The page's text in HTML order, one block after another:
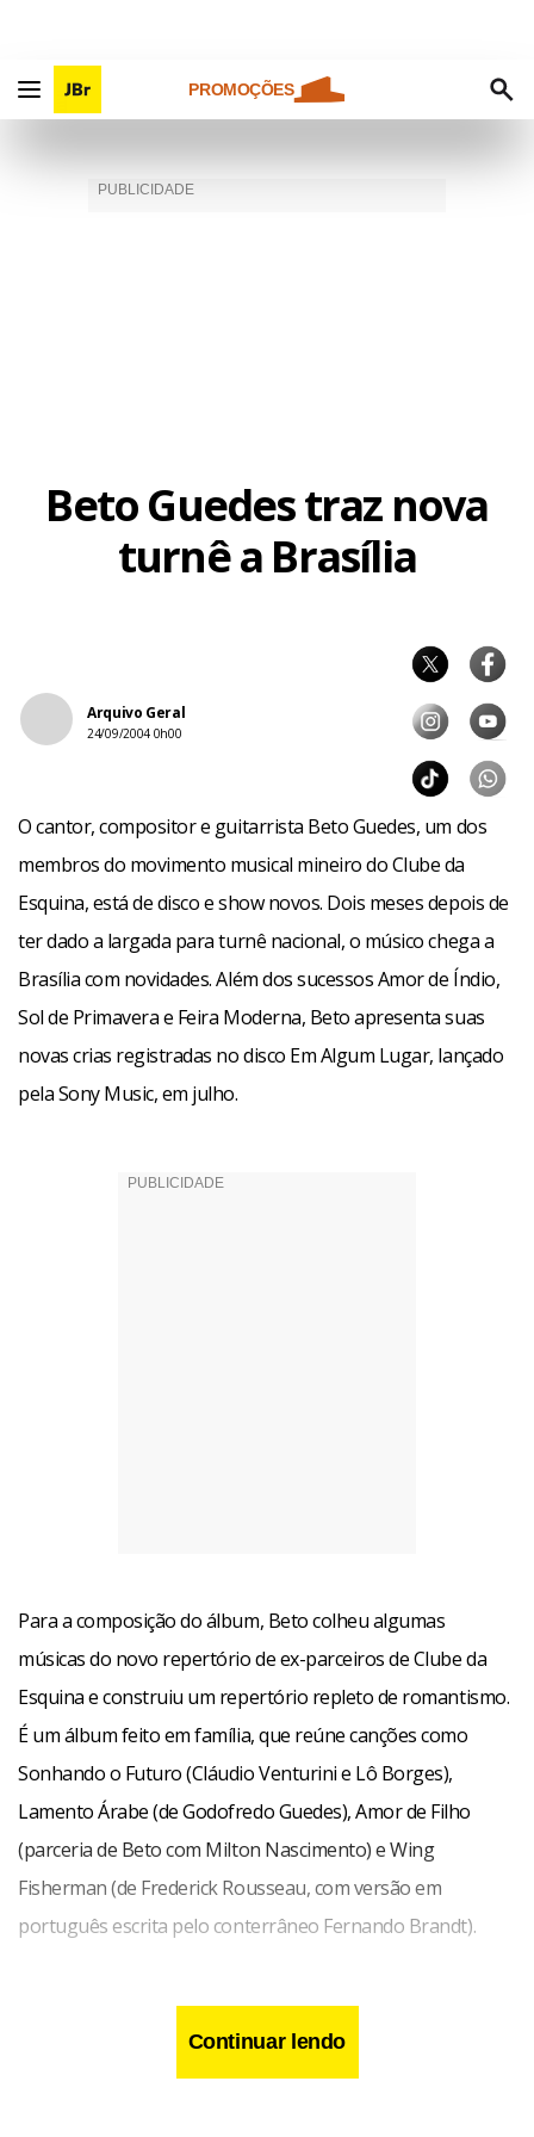
PROMOÇÕES
Beto Guedes traz nova
turnê a Brasília
Arquivo Geral
24/09/2004 0h00
O cantor, compositor e guitarrista Beto Guedes, um dos
membros do movimento musical mineiro do Clube da
Esquina, está de disco e show novos. Dois meses depois de
ter dado a largada para turnê nacional, o músico chega a
Brasília com novidades. Além dos sucessos Amor de Índio,
Sol de Primavera e Feira Moderna, Beto apresenta suas
novas crias registradas no disco Em Algum Lugar, lançado
pela Sony Music, em julho.
Para a composição do álbum, Beto colheu algumas
músicas do novo repertório de ex-parceiros de Clube da
Esquina e construiu um repertório repleto de romantismo.
É um álbum feito em família, que reúne canções como
Sonhando o Futuro (Cláudio Venturini e Lô Borges),
Lamento Árabe (de Godofredo Guedes), Amor de Filho
(parceria de Beto com Milton Nascimento) e Wing
Fisherman (de Frederick Rousseau, com versão em
português escrita pelo conterrâneo Fernando Brandt).
Beto, que começou a carreira aos 12 anos com repertório
dedicado aos Beatles (de quem adotou a paixão por
guitarras e baixo da marca Rickenbacker, suas novas
Continuar lendo